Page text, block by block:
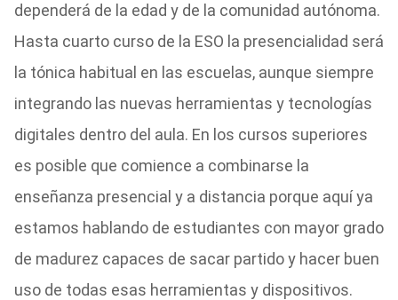
dependerá de la edad y de la comunidad autónoma.
Hasta cuarto curso de la ESO la presencialidad será
la tónica habitual en las escuelas, aunque siempre
integrando las nuevas herramientas y tecnologías
digitales dentro del aula. En los cursos superiores
es posible que comience a combinarse la
enseñanza presencial y a distancia porque aquí ya
estamos hablando de estudiantes con mayor grado
de madurez capaces de sacar partido y hacer buen
uso de todas esas herramientas y dispositivos.